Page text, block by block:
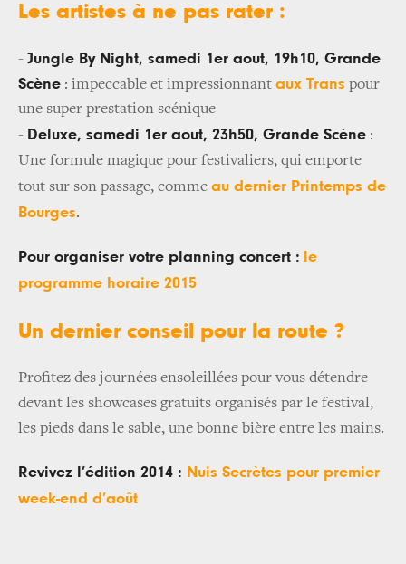
Les artistes à ne pas rater :
- Jungle By Night, samedi 1er aout, 19h10, Grande
Scène : impeccable et impressionnant aux Trans pour
une super prestation scénique
- Deluxe, samedi 1er aout, 23h50, Grande Scène :
Une formule magique pour festivaliers, qui emporte
tout sur son passage, comme au dernier Printemps de
Bourges.
Pour organiser votre planning concert : le
programme horaire 2015
Un dernier conseil pour la route ?
Profitez des journées ensoleillées pour vous détendre
devant les showcases gratuits organisés par le festival,
les pieds dans le sable, une bonne bière entre les mains.
Revivez l’édition 2014 : Nuis Secrètes pour premier
week-end d’août